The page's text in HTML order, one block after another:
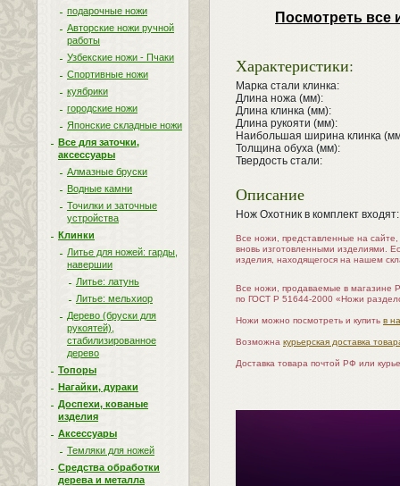
подарочные ножи
Авторские ножи ручной
работы
Узбекские ножи - Пчаки
Спортивные ножи
куябрики
городские ножи
Японские складные ножи
Все для заточки,
аксессуары
Алмазные бруски
Водные камни
Точилки и заточные
устройства
Клинки
Литье для ножей: гарды,
навершии
Литье: латунь
Литье: мельхиор
Дерево (бруски для
рукоятей),
стабилизированное
дерево
Топоры
Нагайки, дураки
Доспехи, кованые
изделия
Аксессуары
Темляки для ножей
Средства обработки
дерева и металла
Посмотреть все
Характеристики:
Марка стали клинка:
Длина ножа (мм):
Длина клинка (мм):
Длина рукояти (мм):
Наибольшая ширина клинка
Толщина обуха (мм):
Твердость стали:
Описание
Нож Охотник в комплект
Все ножи, представленные на
вновь изготовленными изделиями.
изделия, находящегося на нашем
Все ножи, продаваемые в магазине
по ГОСТ Р 51644-2000 «Ножи
Ножи можно посмотреть и купить в
Возможна курьерская доставка
Доставка товара почтой РФ или